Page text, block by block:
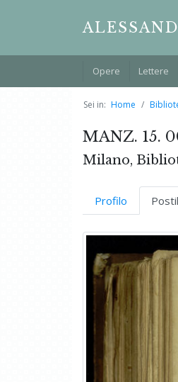
Opere Lettere
Sei in: Home
MANZ. 15.
Milano,
Profilo